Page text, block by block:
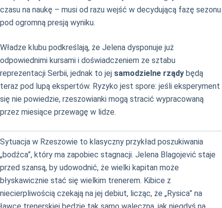
czasu na naukę – musi od razu wejść w decydującą fazę sezonu
pod ogromną presją wyniku.
Władze klubu podkreślają, że Jelena dysponuje już
odpowiednimi kursami i doświadczeniem ze sztabu
reprezentacji Serbii, jednak to jej samodzielne rządy będą
teraz pod lupą ekspertów. Ryzyko jest spore: jeśli eksperyment
się nie powiedzie, rzeszowianki mogą stracić wypracowaną
przez miesiące przewagę w lidze.
Sytuacja w Rzeszowie to klasyczny przykład poszukiwania
„bodźca”, który ma zapobiec stagnacji. Jelena Blagojević staje
przed szansą, by udowodnić, że wielki kapitan może
błyskawicznie stać się wielkim trenerem. Kibice z
niecierpliwością czekają na jej debiut, licząc, że „Rysica” na